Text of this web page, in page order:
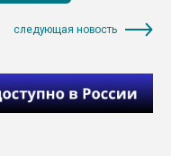
следующая новость